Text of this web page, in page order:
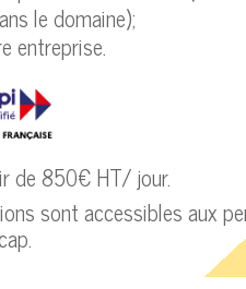
le domaine);
entreprise.
de 850€ HT/ jour.
sont accessibles aux